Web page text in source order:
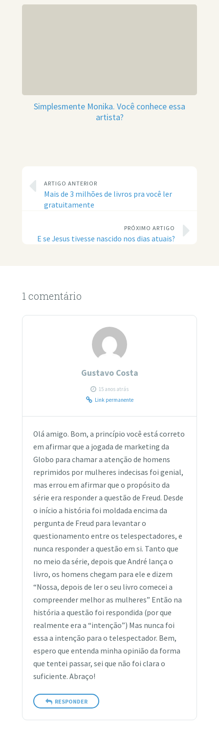
Simplesmente Monika. Você conhece essa
artista?
ARTIGO ANTERIOR
Mais de 3 milhões de livros pra você ler
gratuitamente
PRÓXIMO ARTIGO
E se Jesus tivesse nascido nos dias atuais?
1 comentário
Gustavo Costa
15 anos atrás
Link permanente
Olá amigo. Bom, a princípio você está correto
em afirmar que a jogada de marketing da
Globo para chamar a atenção de homens
reprimidos por mulheres indecisas foi genial,
mas errou em afirmar que o propósito da
série era responder a questão de Freud. Desde
o início a história foi moldada encima da
pergunta de Freud para levantar o
questionamento entre os telespectadores, e
nunca responder a questão em si. Tanto que
no meio da série, depois que André lança o
livro, os homens chegam para ele e dizem
“Nossa, depois de ler o seu livro comecei a
compreender melhor as mulheres” Então na
história a questão foi respondida (por que
realmente era a “intenção”) Mas nunca foi
essa a intenção para o telespectador. Bem,
espero que entenda minha opinião da forma
que tentei passar, sei que não foi clara o
suficiente. Abraço!
RESPONDER